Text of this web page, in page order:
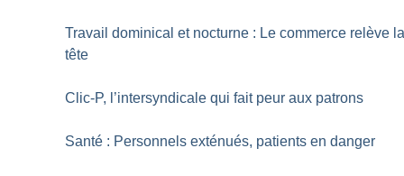
Travail dominical et nocturne : Le commerce relève
tête
Clic-P, l’intersyndicale qui fait peur aux patrons
Santé : Personnels exténués, patients en danger